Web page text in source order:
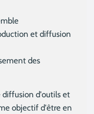
et diffusion
des
diffusion d'outils et
objectif d'être en